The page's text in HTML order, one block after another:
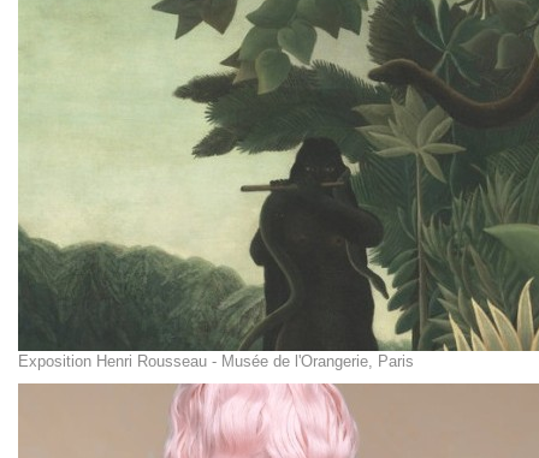
Exposition Henri Rousseau - Musée de l'Orangerie, Paris